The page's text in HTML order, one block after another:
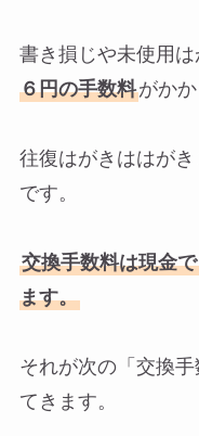
書き損じや未使用は
６円の手数料がかか
往復はがきははが
です。
交換手数料は現金
ます。
それが次の「交換
てきます。